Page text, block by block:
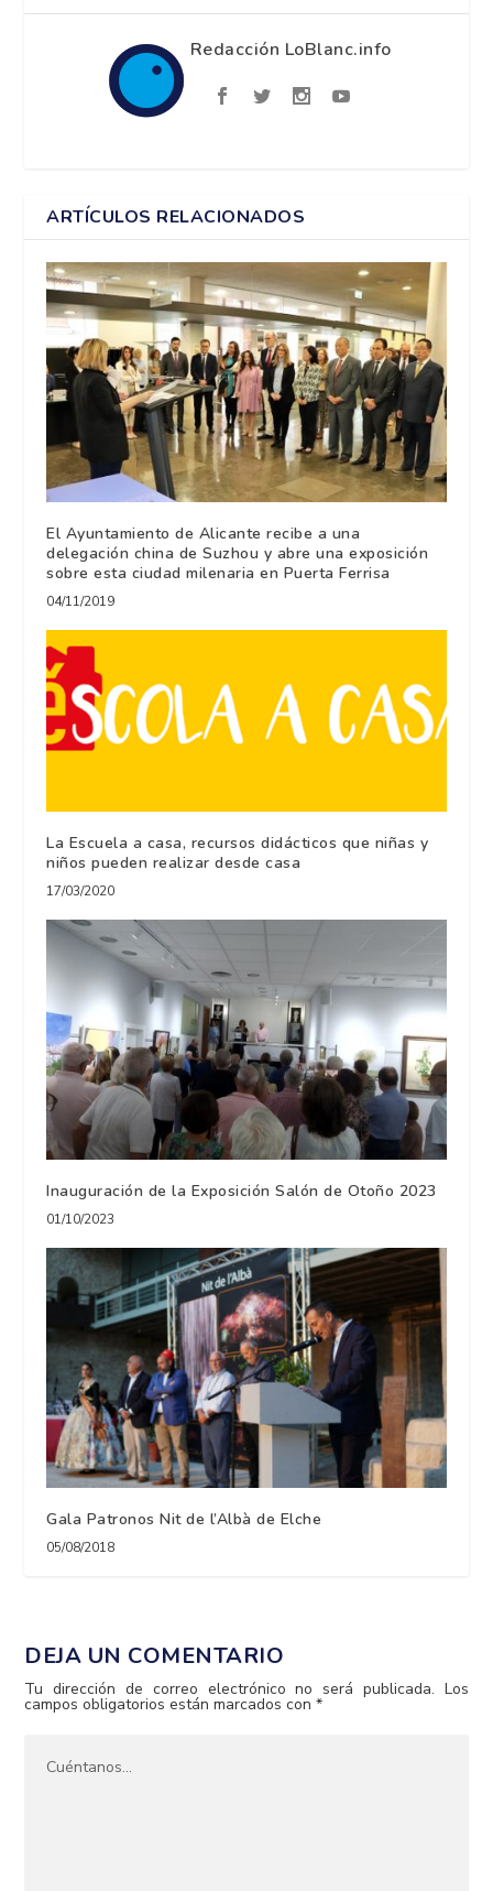
Redacción LoBlanc.info
ARTÍCULOS RELACIONADOS
El Ayuntamiento de Alicante recibe a una
delegación china de Suzhou y abre una exposición
sobre esta ciudad milenaria en Puerta Ferrisa
04/11/2019
La Escuela a casa, recursos didácticos que niñas y
niños pueden realizar desde casa
17/03/2020
Inauguración de la Exposición Salón de Otoño 2023
01/10/2023
Gala Patronos Nit de l’Albà de Elche
05/08/2018
DEJA UN COMENTARIO
Tu dirección de correo electrónico no será publicada. Los
campos obligatorios están marcados con*